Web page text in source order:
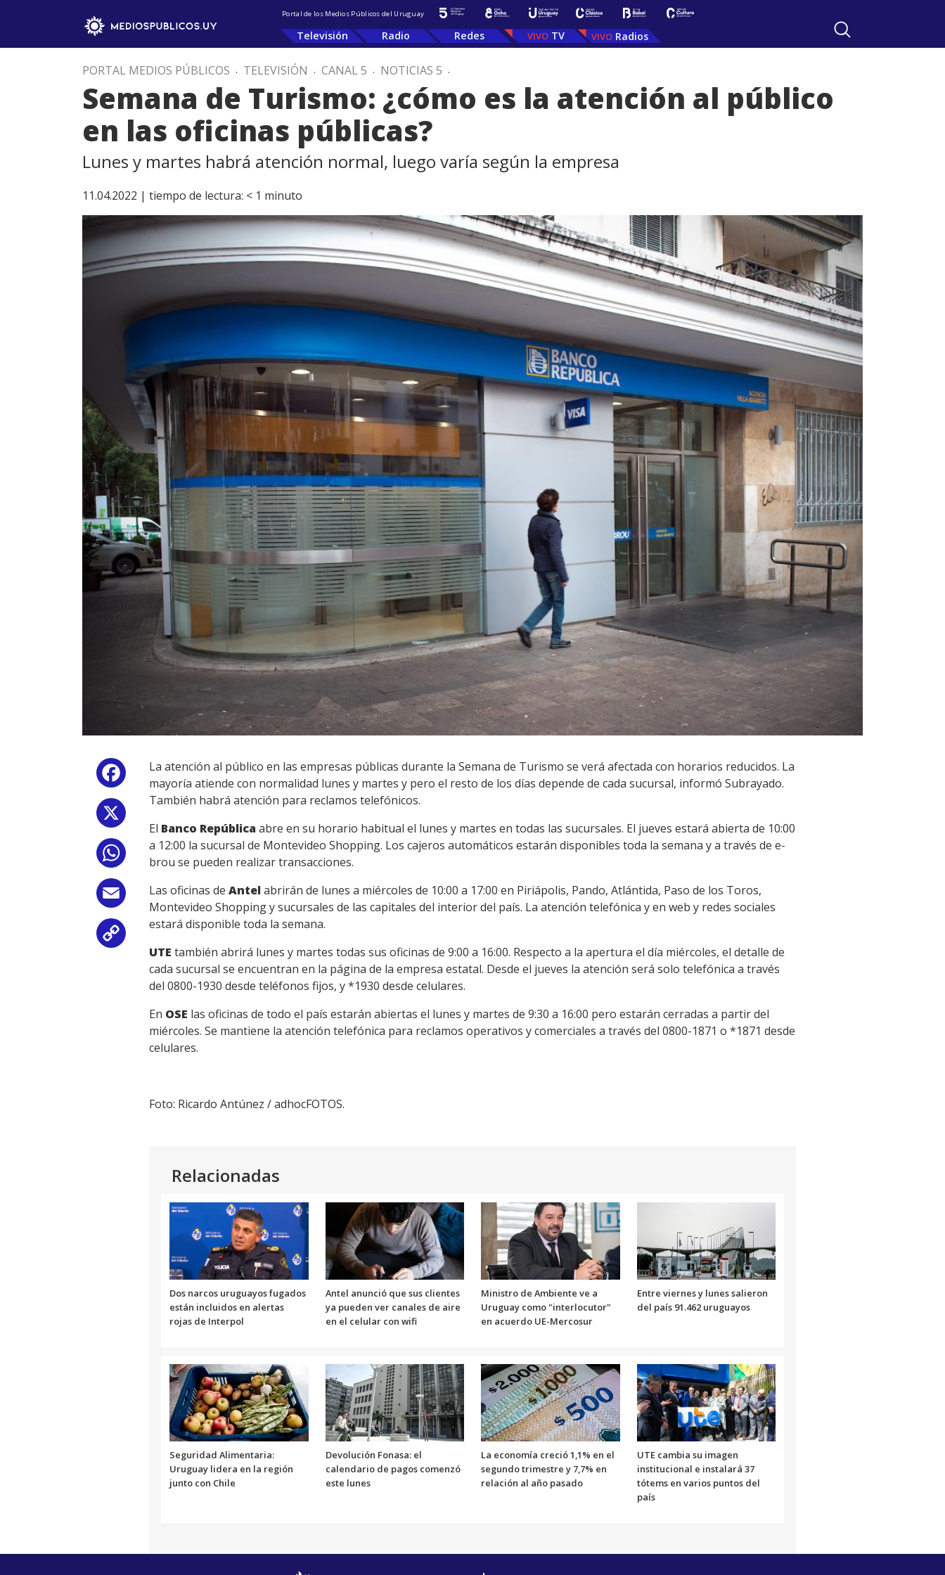
Portal de los Medios Públicos del Uruguay
Televisión Radio Redes TV Radios
PORTAL MEDIOS PÚBLICOS . TELEVISIÓN . CANAL 5 . NOTICIAS 5 .
Semana de Turismo: ¿cómo es la atención al público
en las oficinas públicas?
Lunes y martes habrá atención normal, luego varía según la empresa
11.04.2022 | tiempo de lectura: < 1 minuto
Facebook
WhatsApp
Email
Link
La atención al público en las empresas públicas durante la Semana de Turismo se verá afectada con horarios reducidos. La
mayoría atiende con normalidad lunes y martes y pero el resto de los días depende de cada sucursal, informó Subrayado.
También habrá atención para reclamos telefónicos.
El Banco República abre en su horario habitual el lunes y martes en todas las sucursales. El jueves estará abierta de 10:00
a 12:00 la sucursal de Montevideo Shopping. Los cajeros automáticos estarán disponibles toda la semana y a través de e-
brou se pueden realizar transacciones.
Las oficinas de Antel abrirán de lunes a miércoles de 10:00 a 17:00 en Piriápolis, Pando, Atlántida, Paso de los Toros,
Montevideo Shopping y sucursales de las capitales del interior del país. La atención telefónica y en web y redes sociales
estará disponible toda la semana.
UTE también abrirá lunes y martes todas sus oficinas de 9:00 a 16:00. Respecto a la apertura el día miércoles, el detalle de
cada sucursal se encuentran en la página de la empresa estatal. Desde el jueves la atención será solo telefónica a través
del 0800-1930 desde teléfonos fijos, y *1930 desde celulares.
En OSE las oficinas de todo el país estarán abiertas el lunes y martes de 9:30 a 16:00 pero estarán cerradas a partir del
miércoles. Se mantiene la atención telefónica para reclamos operativos y comerciales a través del 0800-1871 o *1871 desde
celulares.
Foto: Ricardo Antúnez / adhocFOTOS.
Relacionadas
Dos narcos uruguayos fugados
están incluidos en alertas
rojas de Interpol
Antel anunció que sus clientes
ya pueden ver canales de aire
en el celular con wifi
Ministro de Ambiente ve a
Uruguay como "interlocutor"
en acuerdo UE-Mercosur
Entre viernes y lunes salieron
del país 91.462 uruguayos
Seguridad Alimentaria:
Uruguay lidera en la región
junto con Chile
Devolución Fonasa: el
calendario de pagos comenzó
este lunes
La economía creció 1,1% en el
segundo trimestre y 7,7% en
relación al año pasado
UTE cambia su imagen
institucional e instalará 37
tótems en varios puntos del
país